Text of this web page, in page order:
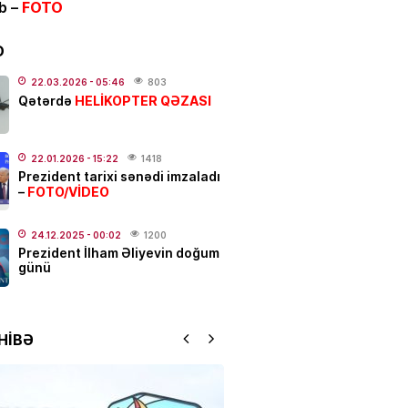
bürcləri
- 12:33
güclü yanğınBAŞLAYIB
- 12:09 152
mətbuat katibi
– FOTO
22.03.2026 - 05:46 803
Qətərdə HELİKOPTER QƏZASI
22.01.2026 - 15:22 1418
Prezident tarixi sənədi imzaladı
– FOTO/VİDEO
24.12.2025 - 00:02 1200
Prezident İlham Əliyevin doğum
günü